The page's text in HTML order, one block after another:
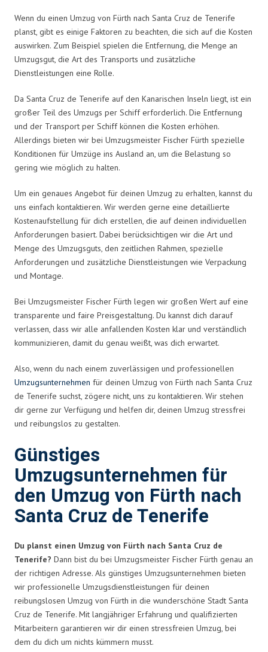
Wenn du einen Umzug von Fürth nach Santa Cruz de Tenerife
planst, gibt es einige Faktoren zu beachten, die sich auf die Kosten
auswirken. Zum Beispiel spielen die Entfernung, die Menge an
Umzugsgut, die Art des Transports und zusätzliche
Dienstleistungen eine Rolle.
Da Santa Cruz de Tenerife auf den Kanarischen Inseln liegt, ist ein
großer Teil des Umzugs per Schiff erforderlich. Die Entfernung
und der Transport per Schiff können die Kosten erhöhen.
Allerdings bieten wir bei Umzugsmeister Fischer Fürth spezielle
Konditionen für Umzüge ins Ausland an, um die Belastung so
gering wie möglich zu halten.
Um ein genaues Angebot für deinen Umzug zu erhalten, kannst du
uns einfach kontaktieren. Wir werden gerne eine detaillierte
Kostenaufstellung für dich erstellen, die auf deinen individuellen
Anforderungen basiert. Dabei berücksichtigen wir die Art und
Menge des Umzugsguts, den zeitlichen Rahmen, spezielle
Anforderungen und zusätzliche Dienstleistungen wie Verpackung
und Montage.
Bei Umzugsmeister Fischer Fürth legen wir großen Wert auf eine
transparente und faire Preisgestaltung. Du kannst dich darauf
verlassen, dass wir alle anfallenden Kosten klar und verständlich
kommunizieren, damit du genau weißt, was dich erwartet.
Also, wenn du nach einem zuverlässigen und professionellen
Umzugsunternehmen für deinen Umzug von Fürth nach Santa Cruz
de Tenerife suchst, zögere nicht, uns zu kontaktieren. Wir stehen
dir gerne zur Verfügung und helfen dir, deinen Umzug stressfrei
und reibungslos zu gestalten.
Günstiges
Umzugsunternehmen für
den Umzug von Fürth nach
Santa Cruz de Tenerife
Du planst einen Umzug von Fürth nach Santa Cruz de
Tenerife? Dann bist du bei Umzugsmeister Fischer Fürth genau an
der richtigen Adresse. Als günstiges Umzugsunternehmen bieten
wir professionelle Umzugsdienstleistungen für deinen
reibungslosen Umzug von Fürth in die wunderschöne Stadt Santa
Cruz de Tenerife. Mit langjähriger Erfahrung und qualifizierten
Mitarbeitern garantieren wir dir einen stressfreien Umzug, bei
dem du dich um nichts kümmern musst.